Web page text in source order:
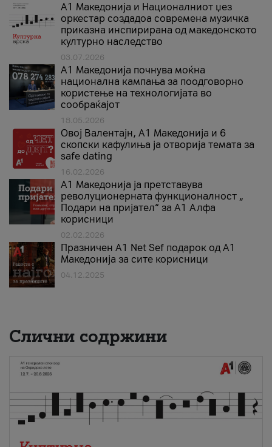
А1 Македонија и Националниот џез
оркестар создадоа современа музичка
приказна инспирирана од македонското
културно наследство
03.07.2026
A1 Македонија почнува моќна
национална кампања за поодговорно
користење на технологијата во
сообраќајот
18.05.2026
Овој Валентајн, A1 Македонија и 6
скопски кафулиња ја отворија темата за
safe dating
16.02.2026
А1 Македонија ја претставува
револуционерната функционалност „
Подари на пријател“ за А1 Алфа
корисници
02.02.2026
Празничен A1 Net Sеf подарок од А1
Македонија за сите корисници
04.12.2025
Слични содржини